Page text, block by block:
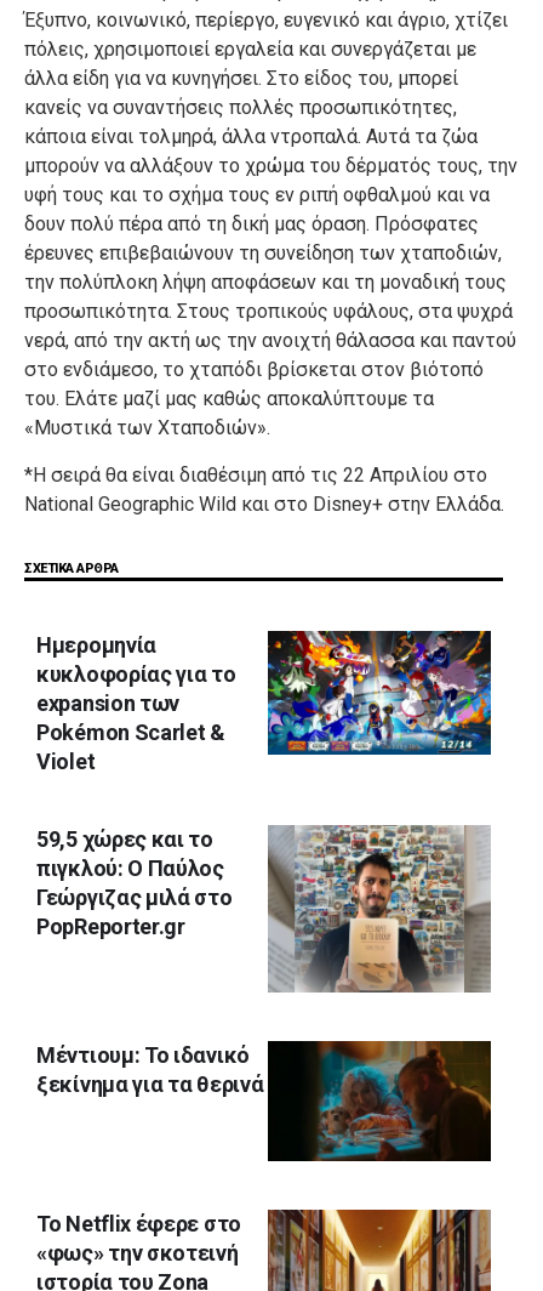
Έξυπνο, κοινωνικό, περίεργο, ευγενικό και άγριο, χτίζει
πόλεις, χρησιμοποιεί εργαλεία και συνεργάζεται με
άλλα είδη για να κυνηγήσει. Στο είδος του, μπορεί
κανείς να συναντήσεις πολλές προσωπικότητες,
κάποια είναι τολμηρά, άλλα ντροπαλά. Αυτά τα ζώα
μπορούν να αλλάξουν το χρώμα του δέρματός τους, την
υφή τους και το σχήμα τους εν ριπή οφθαλμού και να
δουν πολύ πέρα από τη δική μας όραση. Πρόσφατες
έρευνες επιβεβαιώνουν τη συνείδηση των χταποδιών,
την πολύπλοκη λήψη αποφάσεων και τη μοναδική τους
προσωπικότητα. Στους τροπικούς υφάλους, στα ψυχρά
νερά, από την ακτή ως την ανοιχτή θάλασσα και παντού
στο ενδιάμεσο, το χταπόδι βρίσκεται στον βιότοπό
του. Ελάτε μαζί μας καθώς αποκαλύπτουμε τα
«Μυστικά των Χταποδιών».
*Η σειρά θα είναι διαθέσιμη από τις 22 Απριλίου στο
National Geographic Wild και στο Disney+ στην Ελλάδα.
ΣΧΕΤΙΚΑ ΑΡΘΡΑ
Ημερομηνία
κυκλοφορίας για το
expansion των
Pokémon Scarlet &
Violet
59,5 χώρες και το
πιγκλού: Ο Παύλος
Γεώργιζας μιλά στο
PopReporter.gr
Μέντιουμ: Το ιδανικό
ξεκίνημα για τα θερινά
To Netflix έφερε στο
«φως» την σκοτεινή
ιστορία του Zona